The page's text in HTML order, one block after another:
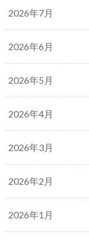
2026年7月
2026年6月
2026年5月
2026年4月
2026年3月
2026年2月
2026年1月